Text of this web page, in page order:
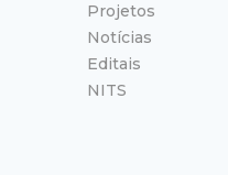
Projetos
Notícias
Editais
NITS